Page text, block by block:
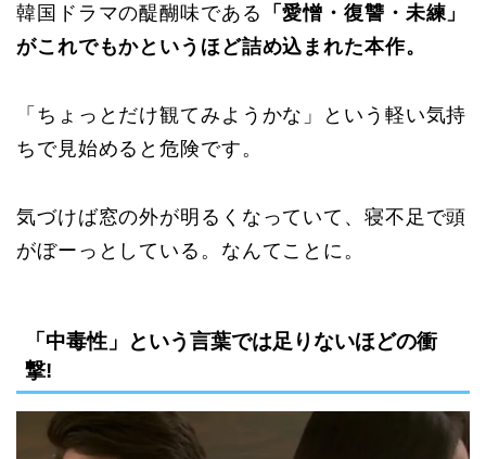
韓国ドラマの醍醐味である
「愛憎・復讐・未練」
がこれでもかというほど詰め込まれた本作。
「ちょっとだけ観てみようかな」という軽い気持
ちで見始めると危険です。
気づけば窓の外が明るくなっていて、寝不足で頭
がぼーっとしている。なんてことに。
「中毒性」という言葉では足りないほどの衝
撃!